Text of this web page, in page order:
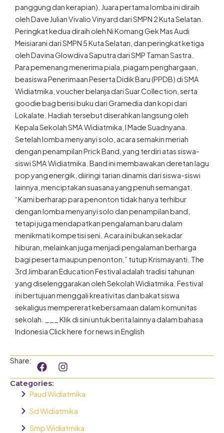
panggung dan kerapian). Juara pertama lomba ini diraih
oleh Dave Julian Vivalio Vinyard dari SMPN 2 Kuta Selatan.
Peringkat kedua diraih oleh Ni Komang Gek Mas Audi
Meisiarani dari SMPN 5 Kuta Selatan, dan peringkat ketiga
oleh Davina Glowdiva Saputra dari SMP Taman Sastra.
Para pemenang menerima piala, piagam penghargaan,
beasiswa Penerimaan Peserta Didik Baru (PPDB) di SMA
Widiatmika, voucher belanja dari Suar Collection, serta
goodie bag berisi buku dari Gramedia dan kopi dari
Lokalate. Hadiah tersebut diserahkan langsung oleh
Kepala Sekolah SMA Widiatmika, I Made Suadnyana.
Setelah lomba menyanyi solo, acara semakin meriah
dengan penampilan Prick Band, yang terdiri atas siswa-
siswi SMA Widiatmika. Band ini membawakan deretan lagu
pop yang energik, diiringi tarian dinamis dari siswa-siswi
lainnya, menciptakan suasana yang penuh semangat.
“Kami berharap para penonton tidak hanya terhibur
dengan lomba menyanyi solo dan penampilan band,
tetapi juga mendapatkan pengalaman baru dalam
menikmati kompetisi seni. Acara ini bukan sekadar
hiburan, melainkan juga menjadi pengalaman berharga
bagi peserta maupun penonton,” tutup Krismayanti. The
3rd Jimbaran Education Festival adalah tradisi tahunan
yang diselenggarakan oleh Sekolah Widiatmika. Festival
ini bertujuan menggali kreativitas dan bakat siswa
sekaligus mempererat kebersamaan dalam komunitas
sekolah. ___ Klik di sini untuk berita lainnya dalam bahasa
Indonesia Click here for news in English
Share:
F
a
c
e
o
I
n
s
t
g
Categories:
Paud Widiatmika
Sd Widiatmika
Smp Widiatmika